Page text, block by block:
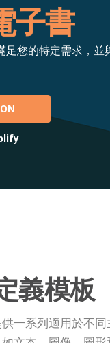
子書
足您的特定需求，並
義模板
一系列適用於不